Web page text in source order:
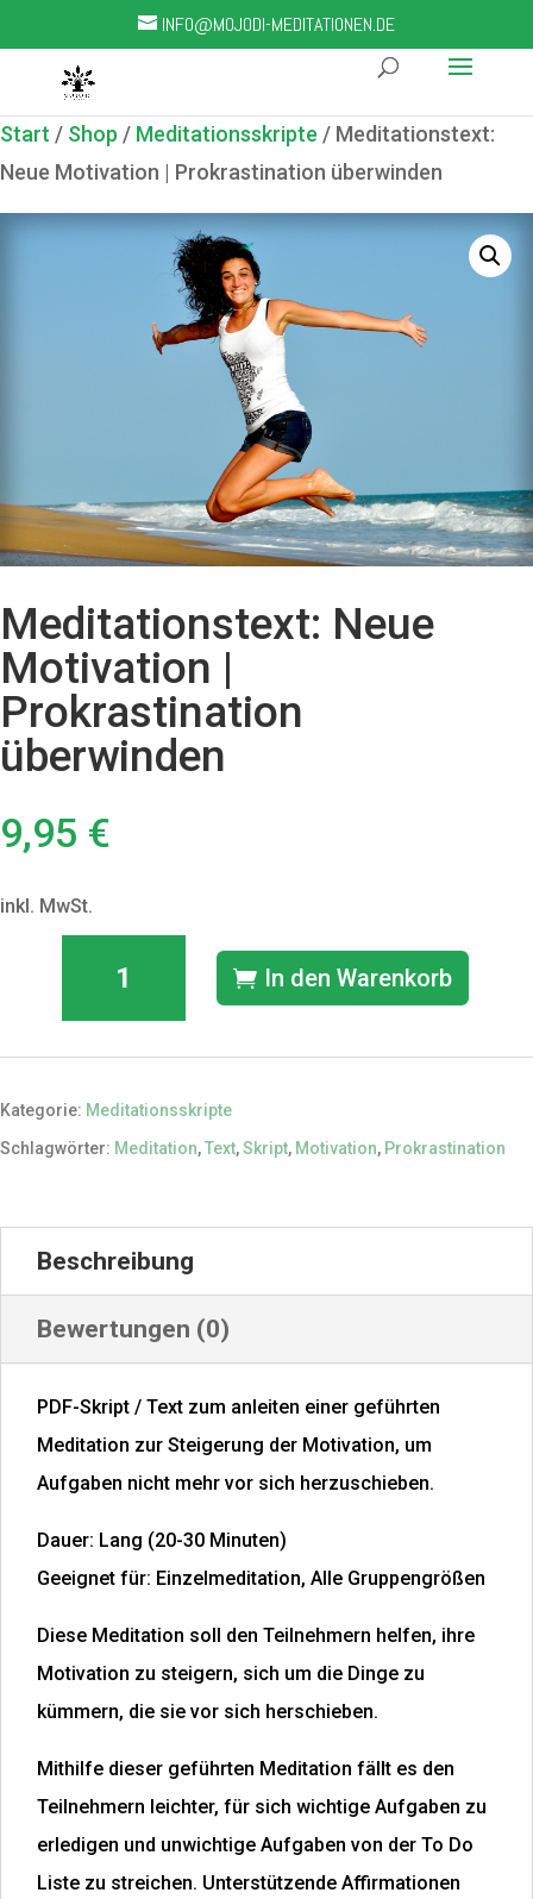
INFO@MOJODI-MEDITATIONEN.DE
Start / Shop / Meditationsskripte / Meditationstext:
Neue Motivation | Prokrastination überwinden
Meditationstext: Neue
Motivation |
Prokrastination
überwinden
9,95 €
inkl. MwSt.
Meditationstext:
Motivation
Prokrastination
überwinden
In den Warenkorb
Kategorie: Meditationsskripte
Schlagwörter: Meditation,Text,Skript, Motivation, Prokrastination
Beschreibung
Bewertungen (0)
PDF-Skript / Text zum anleiten einer geführten
Meditation zur Steigerung der Motivation, um
Aufgaben nicht mehr vor sich herzuschieben.
Dauer: Lang (20-30 Minuten)
Geeignet für: Einzelmeditation, Alle Gruppengrößen
Diese Meditation soll den Teilnehmern helfen, ihre
Motivation zu steigern, sich um die Dinge zu
kümmern, die sie vor sich herschieben.
Mithilfe dieser geführten Meditation fällt es den
Teilnehmern leichter, für sich wichtige Aufgaben zu
erledigen und unwichtige Aufgaben von der To Do
Liste zu streichen. Unterstützende Affirmationen